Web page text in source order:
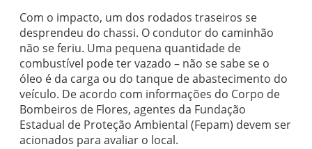
Com o impacto, um dos rodados traseiros se
desprendeu do chassi. O condutor do caminhão
não se feriu. Uma pequena quantidade de
combustível pode ter vazado – não se sabe se o
óleo é da carga ou do tanque de abastecimento do
veículo. De acordo com informações do Corpo de
Bombeiros de Flores, agentes da Fundação
Estadual de Proteção Ambiental (Fepam) devem ser
acionados para avaliar o local.